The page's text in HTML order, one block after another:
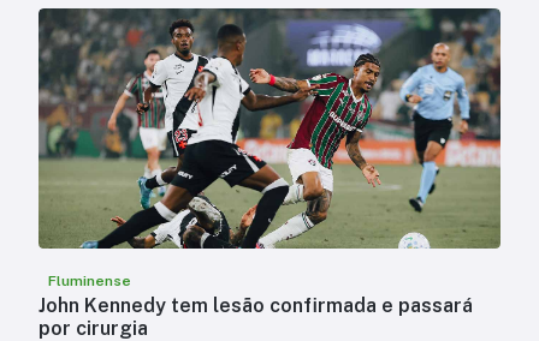
Fluminense
John Kennedy tem lesão confirmada e passará
por cirurgia